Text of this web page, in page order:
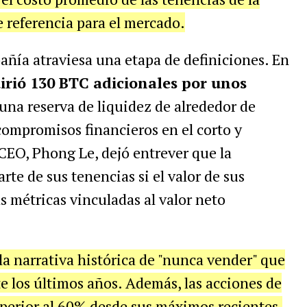
para el mercado.
atraviesa una etapa de definiciones. En
130 BTC adicionales por unos
reserva de liquidez de alrededor de
financieros en el corto y
Phong Le, dejó entrever que la
de sus tenencias si el valor de sus
métricas vinculadas al valor neto
narrativa histórica de "nunca vender" que
últimos años. Además, las acciones de